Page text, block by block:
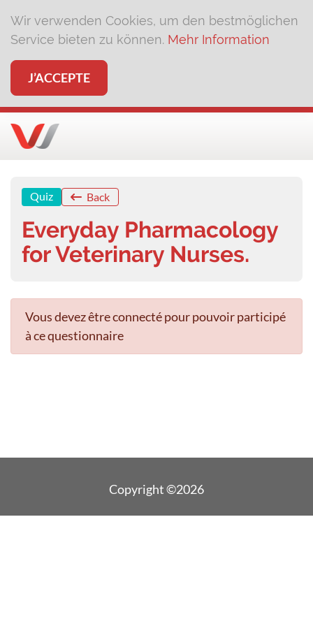
Wir verwenden Cookies, um den bestmöglichen
Service bieten zu können. Mehr Information
J’ACCEPTE
Quiz Back
Everyday Pharmacology
for Veterinary Nurses.
Vous devez être connecté pour pouvoir participé
à ce questionnaire
Copyright ©2026